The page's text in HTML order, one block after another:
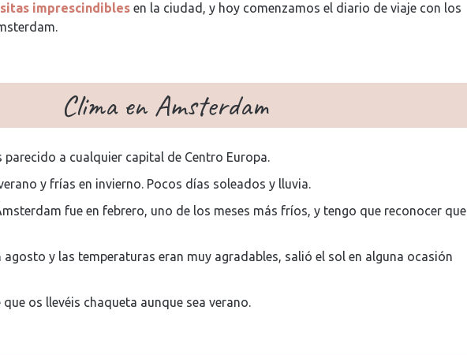
imprescindibles en la ciudad, y hoy comenzamos el diario de viaje con los
Clima en Amsterdam
parecido a cualquier capital de Centro Europa.
y frías en invierno. Pocos días soleados y lluvia.
fue en febrero, uno de los meses más fríos, y tengo que reconocer que
y las temperaturas eran muy agradables, salió el sol en alguna ocasión
os llevéis chaqueta aunque sea verano.